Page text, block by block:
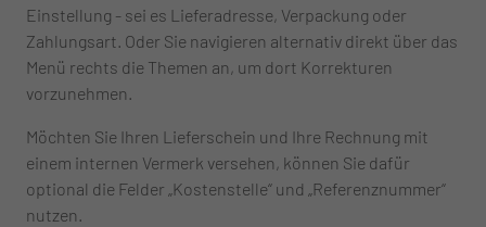
Einstellung - sei es Lieferadresse, Verpackung oder
Zahlungsart. Oder Sie navigieren alternativ direkt über das
Menü rechts die Themen an, um dort Korrekturen
vorzunehmen.
Möchten Sie Ihren Lieferschein und Ihre Rechnung mit
einem internen Vermerk versehen, können Sie dafür
optional die Felder „Kostenstelle“ und „Referenznummer“
nutzen.